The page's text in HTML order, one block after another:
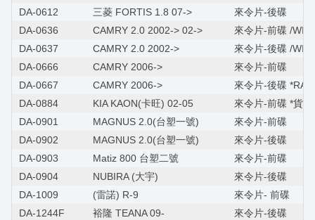
DA-0612
三菱 FORTIS 1.8 07->
來令片-後碟
DA-0636
CAMRY 2.0 2002-> 02->
來令片-前碟 /
DA-0637
CAMRY 2.0 2002->
來令片-後碟 /
DA-0666
CAMRY 2006->
來令片-前碟
DA-0667
CAMRY 2006->
來令片-後碟
DA-0884
KIA KAON(卡旺) 02-05
來令片-前碟 *貨車
DA-0901
MAGNUS 2.0(台塑一號)
來令片-前碟
DA-0902
MAGNUS 2.0(台塑一號)
來令片-後碟
DA-0903
Matiz 800 台塑二號
來令片-前碟
DA-0904
NUBIRA (大宇)
來令片-後碟
DA-1009
(雷諾) R-9
來令片- 前碟
DA-1244F
裕隆 TEANA 09-
來令片-後碟